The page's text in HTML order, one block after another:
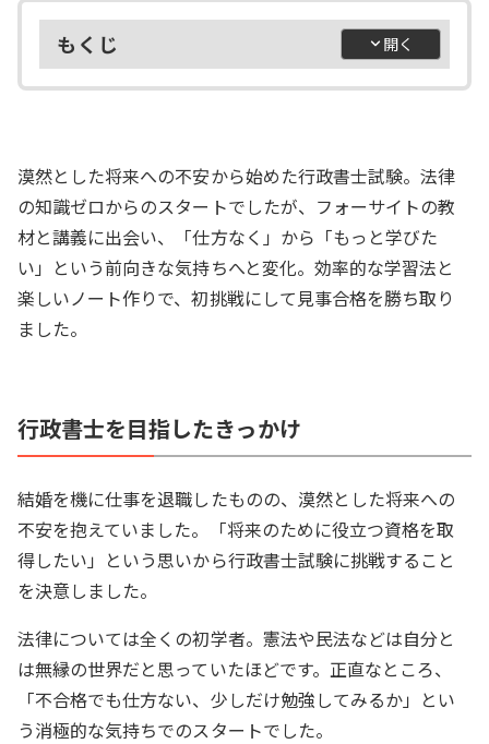
もくじ
漠然とした将来への不安から始めた行政書士試験。法律
の知識ゼロからのスタートでしたが、フォーサイトの教
材と講義に出会い、「仕方なく」から「もっと学びた
い」という前向きな気持ちへと変化。効率的な学習法と
楽しいノート作りで、初挑戦にして見事合格を勝ち取り
ました。
行政書士を目指したきっかけ
結婚を機に仕事を退職したものの、漠然とした将来への
不安を抱えていました。「将来のために役立つ資格を取
得したい」という思いから行政書士試験に挑戦すること
を決意しました。
法律については全くの初学者。憲法や民法などは自分と
は無縁の世界だと思っていたほどです。正直なところ、
「不合格でも仕方ない、少しだけ勉強してみるか」とい
う消極的な気持ちでのスタートでした。